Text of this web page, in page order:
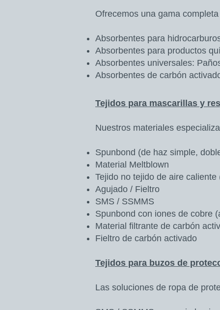
Ofrecemos una gama
Absorbentes para
Absorbentes para productos
Absorbentes universales:
Absorbentes de carbón
Tejidos para mascarillas y
Nuestros materiales
Spunbond (de haz simple,
Material Meltblown
Tejido no tejido de aire caliente
Agujado / Fieltro
SMS / SSMMS
Spunbond con iones de cobre
Material filtrante de carbón
Fieltro de carbón activado
Tejidos para buzos de
Las soluciones de ropa de